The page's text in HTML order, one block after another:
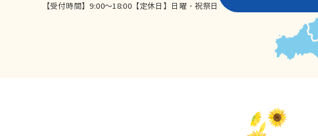
【受付時間】9:00～18:00【定休日】日曜・祝祭日